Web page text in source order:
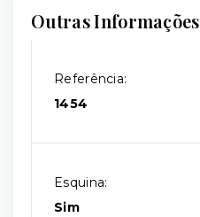
Outras Informações
Referência:
1454
Esquina:
Sim